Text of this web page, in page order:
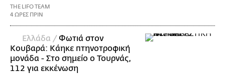
THE LIFO TEAM
4 ΩΡΕΣ ΠΡΙΝ
Ελλάδα /Φωτιά στον
Κουβαρά: Κάηκε πτηνοτροφική
μονάδα - Στο σημείο ο Τουρνάς,
112 για εκκένωση